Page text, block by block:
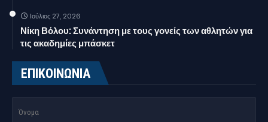
Ιούλιος 27, 2026
Νίκη Βόλου: Συνάντηση με τους γονείς των αθλητών για
τις ακαδημίες μπάσκετ
ΕΠΙΚΟΙΝΩΝΙΑ